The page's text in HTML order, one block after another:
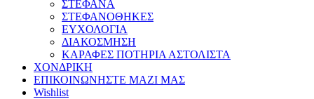
ΣΤΕΦΑΝΑ
ΣΤΕΦΑΝΟΘΗΚΕΣ
ΕΥΧΟΛΟΓΙΑ
ΔΙΑΚΟΣΜΗΣΗ
ΚΑΡΑΦΕΣ ΠΟΤΗΡΙΑ ΑΣΤΟΛΙΣΤΑ
ΧΟΝΔΡΙΚΗ
ΕΠΙΚΟΙΝΩΝΗΣΤΕ ΜΑΖΙ ΜΑΣ
Wishlist